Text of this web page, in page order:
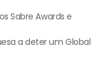
Sabre Awards e
a deter um Global